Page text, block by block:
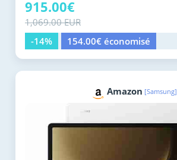
915.00€
1,069.00 EUR
-14%
154.00€ économisé
Amazon [Samsung]